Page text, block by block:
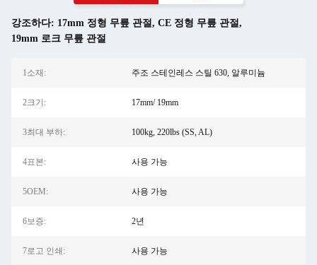
강조하다: 17mm 정형 무릎 관절, CE 정형 무릎 관절,
19mm 로크 무릎 관절
1소재: 주조 스테인레스 스틸 630, 알루미늄
2크기: 17mm/ 19mm
3최대 부하: 100kg, 220lbs (SS, AL)
4표본: 사용 가능
5OEM: 사용 가능
6보증: 2년
7로고 인쇄: 사용 가능